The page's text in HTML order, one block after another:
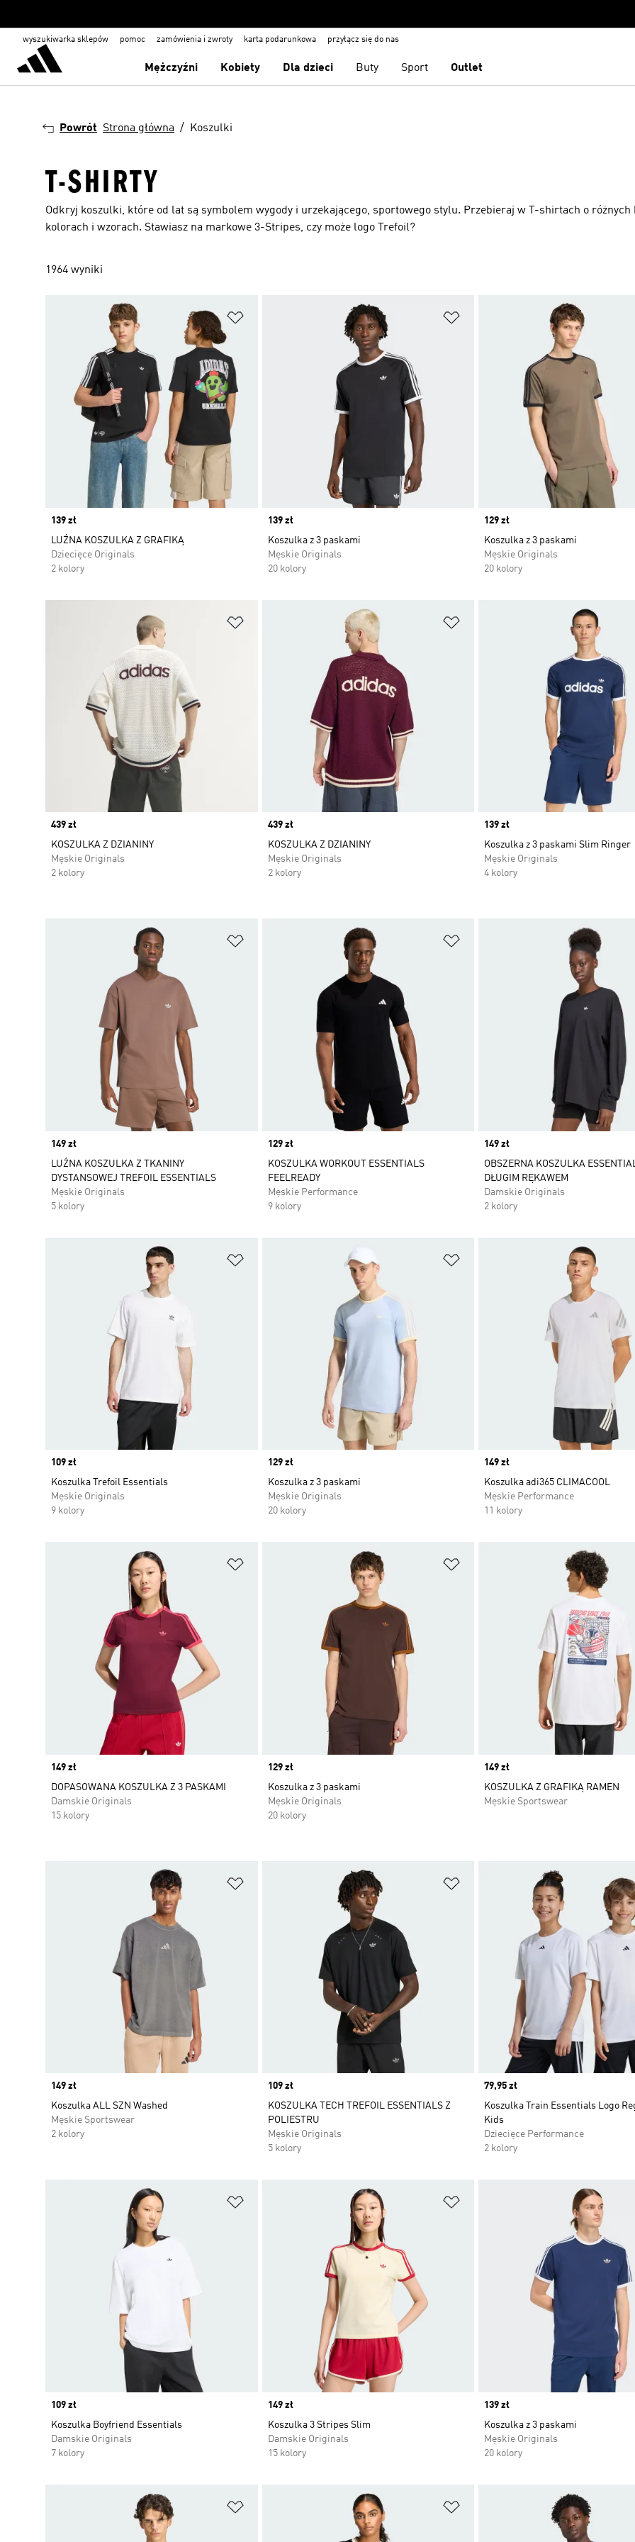
wyszukiwarka sklepów pomoc zamówienia i zwroty karta podarunkowa przyłącz się do nas
Mężczyźni Kobiety Dla dzieci Buty Sport Outlet
Powrót Strona główna Koszulki
T-SHIRTY
Odkryj koszulki, które od lat są symbolem wygody i urzekającego, sportowego stylu. Przebieraj w T-shirtach o różnych
kolorach i wzorach. Stawiasz na markowe 3-Stripes, czy może logo Trefoil?
1964 wyniki
Dodaj do listy życzeń
Price
139 zł
LUŹNA KOSZULKA Z GRAFIKĄ
Dziecięce Originals
2 kolory
Dodaj do listy życzeń
Price
139 zł
Koszulka z 3 paskami
Męskie Originals
20 kolory
Price
129 zł
Koszulka z 3 paskami
Męskie Originals
20 kolory
Dodaj do listy życzeń
Price
439 zł
KOSZULKA Z DZIANINY
Męskie Originals
2 kolory
Price
439 zł
KOSZULKA Z DZIANINY
Męskie Originals
2 kolory
Price
139 zł
Koszulka z 3 paskami Slim Ringer
Męskie Originals
4 kolory
Dodaj do listy życzeń
Price
149 zł
LUŹNA KOSZULKA Z TKANINY
DYSTANSOWEJ TREFOIL ESSENTIALS
Męskie Originals
5 kolory
Price
129 zł
KOSZULKA WORKOUT ESSENTIALS
FEELREADY
Męskie Performance
9 kolory
Price
149 zł
OBSZERNA KOSZULKA
DŁUGIM RĘKAWEM
Damskie Originals
2 kolory
Dodaj do listy życzeń
Price
109 zł
Koszulka Trefoil Essentials
Męskie Originals
9 kolory
Price
129 zł
Koszulka z 3 paskami
Męskie Originals
20 kolory
Price
149 zł
Koszulka adi365 CLIMACOOL
Męskie Performance
11 kolory
Price
149 zł
DOPASOWANA KOSZULKA Z 3 PASKAMI
Damskie Originals
15 kolory
Dodaj do listy życzeń
Price
129 zł
Koszulka z 3 paskami
Męskie Originals
20 kolory
Price
149 zł
KOSZULKA Z GRAFIKĄ RAMEN
Męskie Sportswear
Dodaj do listy życzeń
Price
149 zł
Koszulka ALL SZN Washed
Męskie Sportswear
2 kolory
Dodaj do listy życzeń
Price
109 zł
KOSZULKA TECH TREFOIL ESSENTIALS Z
POLIESTRU
Męskie Originals
5 kolory
Price
79,95 zł
Koszulka Train Essentials Logo
Kids
Dziecięce Performance
2 kolory
Price
109 zł
Koszulka Boyfriend Essentials
Damskie Originals
7 kolory
Price
149 zł
Koszulka 3 Stripes Slim
Damskie Originals
15 kolory
Price
139 zł
Koszulka z 3 paskami
Męskie Originals
20 kolory
Dodaj do listy życzeń